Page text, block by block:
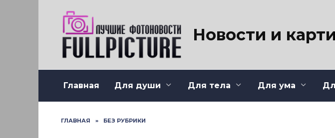
Новости и
Главная Для души Для тела Для ума
ГЛАВНАЯ » БЕЗ РУБРИКИ